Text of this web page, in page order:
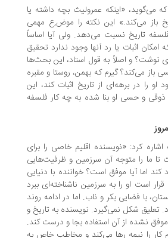
«اینکه عمرولیث بچه داشته یا
این نکته را موض,ع مهمی
نسبت می‌دهد. ولی آیا اساساً
یا رد آنها وجود ندارد تحقیق
و اصلاً به قول استاد، این بحث‌ها
گیرم که بهمن، روستا و مقبره
برهه‌ای از تاریخ اثبات کند، این
او بنا شده به چه کار فلسفه
«نویسنده اقلیم خاصی را برای
متوجه آن سرزمین و ظرفیت‌هایی
آیا موفق است؟ خواننده با دنیایی
او را به سرزمین ناشناخته‌ای ببرد
بکر و ناب. اما در ادامه روند
شکل نمی‌گیرد. نویسنده به تاریخ و
از آن استفاده بجا و درست کند.
نیمه رها می‌کند و مخاطب خاص به